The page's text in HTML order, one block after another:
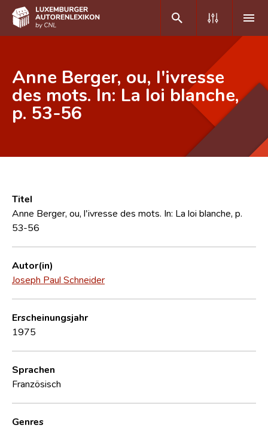
DE FR
Home
Erweiterte Suche
CNL
Forschungsgruppe
Anne Berger, ou, l'ivresse
des mots. In: La loi blanche,
p. 53-56
Titel
Anne Berger, ou, l'ivresse des mots. In: La loi blanche, p.
53-56
Autor(in)
Joseph Paul Schneider
Erscheinungsjahr
1975
Sprachen
Französisch
Genres